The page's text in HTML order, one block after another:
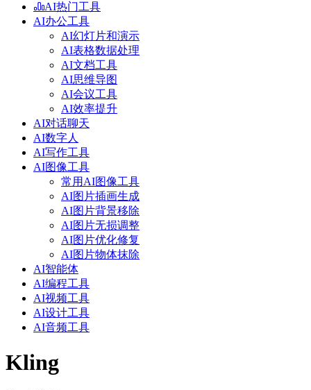
AI热门工具
AI办公工具
AI幻灯片和演示
AI表格数据处理
AI文档工具
AI思维导图
AI会议工具
AI效率提升
AI对话聊天
AI数字人
AI写作工具
AI图像工具
常用AI图像工具
AI图片插画生成
AI图片背景移除
AI图片无损调整
AI图片优化修复
AI图片物体抹除
AI智能体
AI编程工具
AI视频工具
AI设计工具
AI音频工具
Kling